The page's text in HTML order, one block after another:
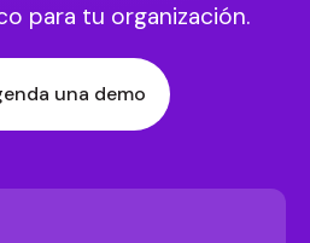
para tu organización.
una demo